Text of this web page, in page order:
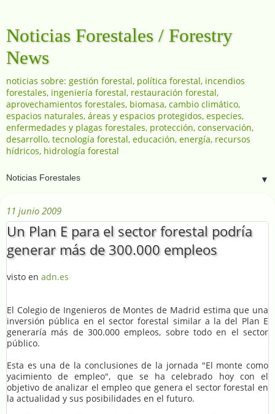
Noticias Forestales / Forestry
News
noticias sobre: gestión forestal, política forestal, incendios
forestales, ingeniería forestal, restauración forestal,
aprovechamientos forestales, biomasa, cambio climático,
espacios naturales, áreas y espacios protegidos, especies,
enfermedades y plagas forestales, protección, conservación,
desarrollo, tecnología forestal, educación, energía, recursos
hídricos, hidrología forestal
▼
11 junio 2009
Un Plan E para el sector forestal podría
generar más de 300.000 empleos
visto en adn.es
El Colegio de Ingenieros de Montes de Madrid estima que una
inversión pública en el sector forestal similar a la del Plan E
generaría más de 300.000 empleos, sobre todo en el sector
público.
Esta es una de la conclusiones de la jornada "El monte como
yacimiento de empleo", que se ha celebrado hoy con el
objetivo de analizar el empleo que genera el sector forestal en
la actualidad y sus posibilidades en el futuro.